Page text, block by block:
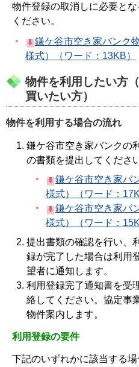
物件登録の取消しに必要と
ください。
鎌ケ谷市空き家バンク
様式）（ワード：13KB）
物件を利用したい方
買いたい方）
物件を利用する場合の流れ
鎌ケ谷市空き家バンクの
の書類を提出してください
鎌ケ谷市空き家バ
様式）（ワード：
鎌ケ谷市空き家バ
様式）（ワード：
提出書類の確認を行い、
録が完了した場合は利用
望者に通知します。
利用登録完了通知書を受
絡してください。協定事
物件案内します。
利用登録の要件
下記のいずれかに該当する